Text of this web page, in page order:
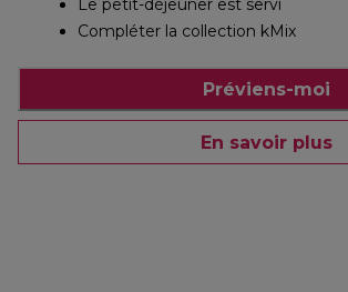
Le petit-déjeuner est servi
Compléter la collection kMix
Préviens-moi
En savoir plus